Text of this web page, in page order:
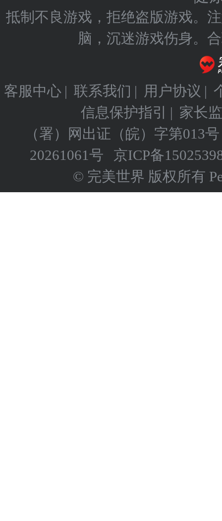
抵制不良游戏，拒绝盗版游戏。
脑，沉迷游戏伤身。
客服中心 | 联系我们 | 用户协议 |
信息保护指引
| 家长
（署）网出证（皖）字第013号
20261061号
京ICP备
© 完美世界 版权所有